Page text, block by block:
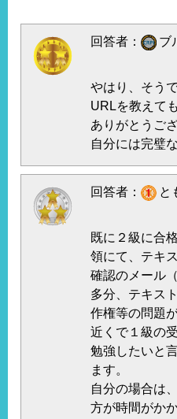
回答者： ブ
やはり、そう
URLを教えて
ありがとうご
自分には完璧
回答者： と
既に２級に合
領にて、テキ
確認のメール
多分、テキス
作権等の問題
近くで１級の
勉強したいと
ます。
自分の場合は
方が時間がか